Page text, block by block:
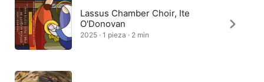
Lassus Chamber Choir, Ite
O'Donovan
2025 · 1 pieza · 2 min